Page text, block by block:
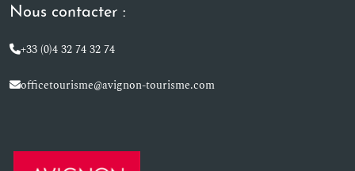
Nous contacter :
+33 (0)4 32 74 32 74
officetourisme@avignon-tourisme.com